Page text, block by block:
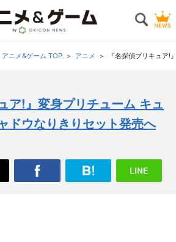
アニメ&ゲーム TOP アニメ 『名探偵プリキュア
ア!』変身プリチューム キュ
ドウなりきりセット発売へ